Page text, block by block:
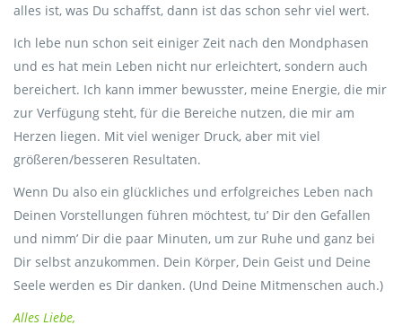
alles ist, was Du schaffst, dann ist das schon sehr viel wert.
Ich lebe nun schon seit einiger Zeit nach den Mondphasen
und es hat mein Leben nicht nur erleichtert, sondern auch
bereichert. Ich kann immer bewusster, meine Energie, die mir
zur Verfügung steht, für die Bereiche nutzen, die mir am
Herzen liegen. Mit viel weniger Druck, aber mit viel
größeren/besseren Resultaten.
Wenn Du also ein glückliches und erfolgreiches Leben nach
Deinen Vorstellungen führen möchtest, tu’ Dir den Gefallen
und nimm’ Dir die paar Minuten, um zur Ruhe und ganz bei
Dir selbst anzukommen. Dein Körper, Dein Geist und Deine
Seele werden es Dir danken. (Und Deine Mitmenschen auch.)
Alles Liebe,